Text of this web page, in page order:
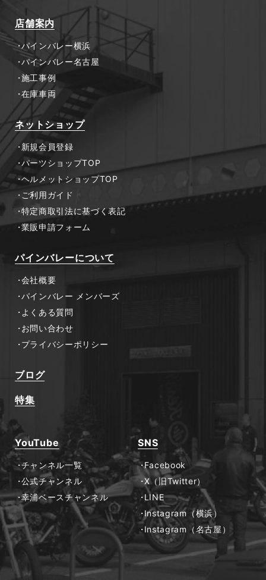
店舗案内
パインバレー横浜
パインバレー名古屋
施工事例
在庫車両
ネットショップ
新規会員登録
パーツショップTOP
ヘルメットショップTOP
ご利用ガイド
特定商取引法に基づく表記
業販申請フォーム
パインバレーについて
会社概要
パインバレー メンバーズ
よくある質問
お問い合わせ
プライバシーポリシー
ブログ
特集
YouTube
チャンネル一覧
公式チャンネル
幸浦ベースチャンネル
SNS
Facebook
X（旧Twitter）
LINE
Instagram（横浜）
Instagram（名古屋）